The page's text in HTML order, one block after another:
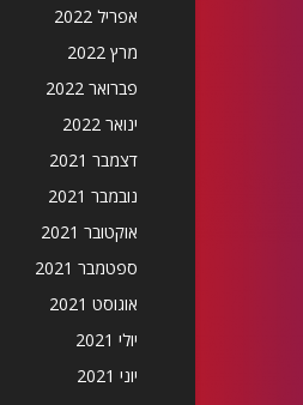
אפריל 2022
מרץ 2022
פברואר 2022
ינואר 2022
דצמבר 2021
נובמבר 2021
אוקטובר 2021
ספטמבר 2021
אוגוסט 2021
יולי 2021
יוני 2021